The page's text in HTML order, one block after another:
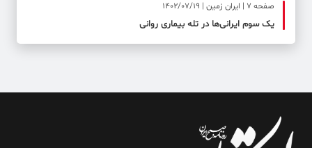
صفحه ۷ | ایران زمین | 1402/07/19
یک سوم ایرانی‌ها در تله بیماری روانی